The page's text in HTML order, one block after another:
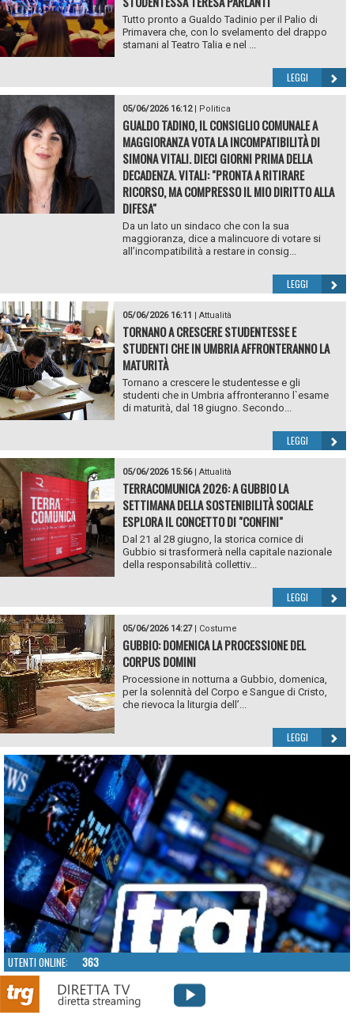
Tutto pronto a Gualdo Tadinio per il Palio di
Primavera che, con lo svelamento del drappo
stamani al Teatro Talia e nel ...
LEGGI
05/06/2026 16:12| Politica
GUALDO TADINO, IL CONSIGLIO COMUNALE A
MAGGIORANZA VOTA LA INCOMPATIBILITÀ DI
SIMONA VITALI. DIECI GIORNI PRIMA DELLA
DECADENZA. VITALI: "PRONTA A RITIRARE
RICORSO, MA COMPRESSO IL MIO DIRITTO ALLA
DIFESA"
Da un lato un sindaco che con la sua
maggioranza, dice a malincuore di votare si
all’incompatibilità a restare in consig...
LEGGI
05/06/2026 16:11 | Attualità
TORNANO A CRESCERE STUDENTESSE E
STUDENTI CHE IN UMBRIA AFFRONTERANNO LA
MATURITÀ
Tornano a crescere le studentesse e gli
studenti che in Umbria affronteranno l`esame
di maturità, dal 18 giugno. Secondo...
LEGGI
05/06/2026 15:56| Attualità
TERRACOMUNICA 2026: A GUBBIO LA
SETTIMANA DELLA SOSTENIBILITÀ SOCIALE
ESPLORA IL CONCETTO DI "CONFINI"
Dal 21 al 28 giugno, la storica cornice di
Gubbio si trasformerà nella capitale nazionale
della responsabilità collettiv...
LEGGI
05/06/2026 14:27| Costume
GUBBIO: DOMENICA LA PROCESSIONE DEL
CORPUS DOMINI
Processione in notturna a Gubbio, domenica,
per la solennità del Corpo e Sangue di Cristo,
che rievoca la liturgia dell’...
LEGGI
UTENTI ONLINE: 363